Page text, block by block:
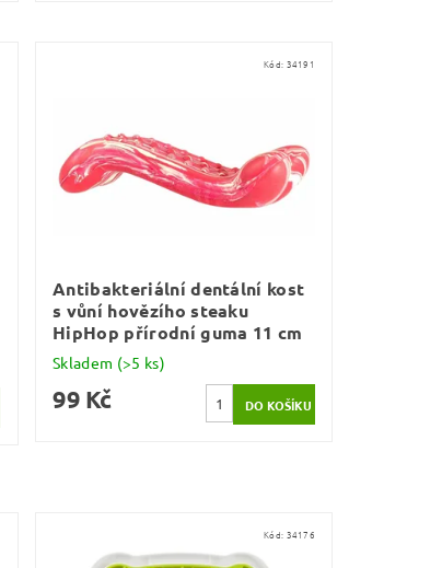
Kód: 34191
Antibakteriální dentální kost
s vůní hovězího steaku
HipHop přírodní guma 11 cm
Skladem (>5 ks)
99 Kč
Kód: 34176